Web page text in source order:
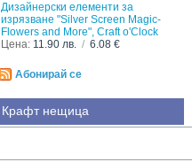
Дизайнерски елементи за
изрязване "Silver Screen Magic-
Flowers and More", Craft o'Clock
Цена: 11.90 лв. / 6.08 €
Абонирай се
Крафт нещица